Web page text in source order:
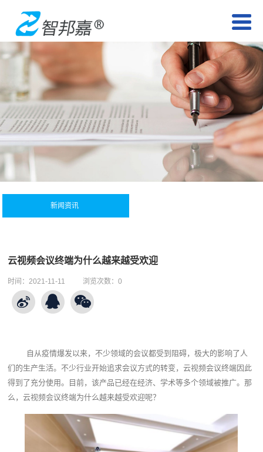
新闻资讯
云视频会议终端为什么越来越受欢迎
时间： 2021-11-11 浏览次数：0
自从疫情爆发以来，不少领域的会议都受到阻碍，极大的影响了人
们的生产生活。不少行业开始追求会议方式的转变，云视频会议终端因此
得到了充分使用。目前，该产品已经在经济、学术等多个领域被推广。那
么，云视频会议终端为什么越来越受欢迎呢？